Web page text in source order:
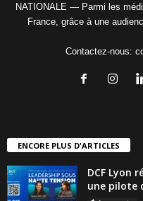
NATIONALE — Parmi les
France, grâce à une
Contactez-nous:
ENCORE PLUS D'ARTICLES
DCF Lyon
une pilote